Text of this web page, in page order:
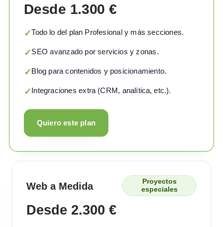
Desde 1.300 €
✓Todo lo del plan Profesional y más secciones.
✓SEO avanzado por servicios y zonas.
✓Blog para contenidos y posicionamiento.
✓Integraciones extra (CRM, analítica, etc.).
Quiero este plan
Web a Medida
Proyectos
especiales
Desde 2.300 €